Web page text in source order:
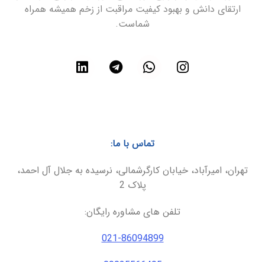
ارتقای دانش و بهبود کیفیت مراقبت از زخم همیشه همراه
شماست.
تماس با ما:
تهران، امیرآباد، خیابان کارگرشمالی، نرسیده به جلال آل احمد،
پلاک 2
تلفن های مشاوره رایگان:
021-86094899